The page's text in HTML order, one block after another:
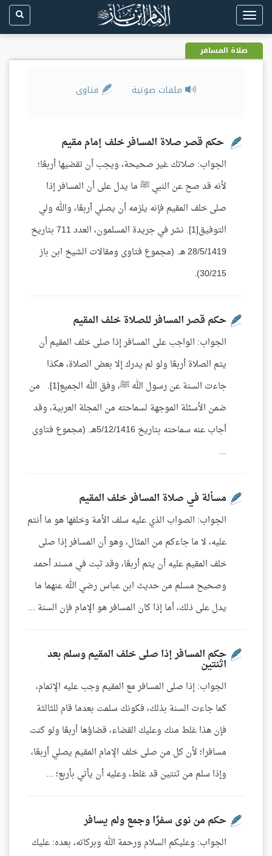
Toggle
navigation
صلاة المسافر
ملفات صوتية فتاوى
حكم قصر صلاة المسافر خلف إمام مقيم
الجواب: صلاتك غير صحيحة، ويجب أن تقضيها أربعًا؛
لأنه قد صح عن النبي ﷺ ما يدل على أن المسافر إذا
صلى خلف المقيم فإنه يلزمه أن يصلي أربعًا، والله ولي
التوفيق[1]. نشر في جريدة المسلمون، العدد 711 بتاريخ
28/5/1419 هـ. (مجموع فتاوى ومقالات الشيخ ابن باز
30/215).
حكم قصر المسافر للصلاة خلف المقيم
الجواب: الواجب على المسافر إذا صلى خلف المقيم أن
يتم الصلاة أربعًا ولو لم يدرك إلا بعض الصلاة، هكذا
جاءت السنة عن رسول الله ﷺ، وفق الله الجميع[1]. من
ضمن الأسئلة الموجهة لسماحته من المجلة العربية، وقد
أجاب عنه سماحته بتاريخ 5/12/1416هـ. (مجموع فتاوى
...
مسألة في صلاة المسافر خلف المقيم
الجواب: الصواب الذي عليه سلف الأمة وخلفها هو ما أنتم
عليه، لا ما جاءكم من المثال، وهو أن المسافر إذا صلى
خلف المقيم عليه أن يتم أربعًا، وقد ثبت في مسند أحمد
وصحيح مسلم من حديث ابن عباس رضي الله عنهما ما
يدل على ذلك، أما إذا كان المسافر هو الإمام فإن السنة ...
حكم المسافر إذا صلى خلف المقيم وسلم بعد
اثنتين
الجواب: إذا صلى المسافر مع المقيم وجب عليه الإتمام،
كما جاءت السنة بذلك، فكونك سلمت بعدما قام للثالثة
فإن هذا غلط منك وعليك القضاء، قضاؤها أربعًا ولو كنت
مسافرا؛ لأن كل من صلى خلف الإمام المقيم يصلي أربعًا،
وإذا سلم من ثنتين قد غلط، وعليه أن يأتي بأربع؛ ...
حكم من نوى سفرًا وجمع ولم يسافر
الجواب: وعليكم السلام ورحمة الله وبركاته، بعده: عليك